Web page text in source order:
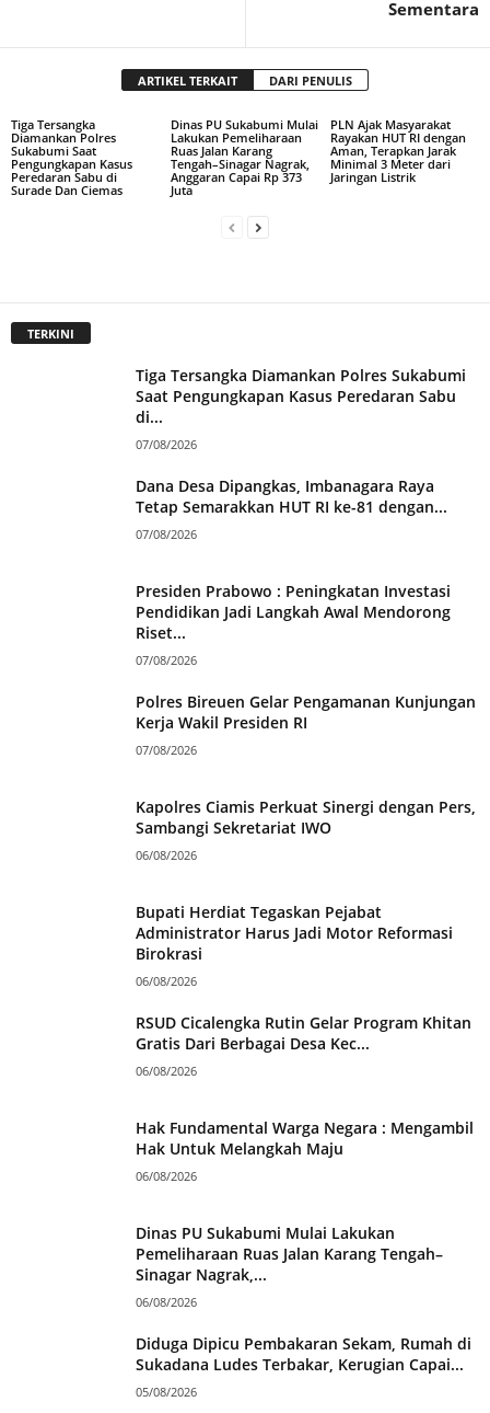
Sementara
ARTIKEL TERKAIT DARI PENULIS
Tiga Tersangka
Diamankan Polres
Sukabumi Saat
Pengungkapan Kasus
Peredaran Sabu di
Surade Dan Ciemas
Dinas PU Sukabumi Mulai
Lakukan Pemeliharaan
Ruas Jalan Karang
Tengah–Sinagar Nagrak,
Anggaran Capai Rp 373
Juta
PLN Ajak Masyarakat
Rayakan HUT RI dengan
Aman, Terapkan Jarak
Minimal 3 Meter dari
Jaringan Listrik
TERKINI
Tiga Tersangka Diamankan Polres Sukabumi
Saat Pengungkapan Kasus Peredaran Sabu
di...
07/08/2026
Dana Desa Dipangkas, Imbanagara Raya
Tetap Semarakkan HUT RI ke-81 dengan...
07/08/2026
Presiden Prabowo : Peningkatan Investasi
Pendidikan Jadi Langkah Awal Mendorong
Riset...
07/08/2026
Polres Bireuen Gelar Pengamanan Kunjungan
Kerja Wakil Presiden RI
07/08/2026
Kapolres Ciamis Perkuat Sinergi dengan Pers,
Sambangi Sekretariat IWO
06/08/2026
Bupati Herdiat Tegaskan Pejabat
Administrator Harus Jadi Motor Reformasi
Birokrasi
06/08/2026
RSUD Cicalengka Rutin Gelar Program Khitan
Gratis Dari Berbagai Desa Kec...
06/08/2026
Hak Fundamental Warga Negara : Mengambil
Hak Untuk Melangkah Maju
06/08/2026
Dinas PU Sukabumi Mulai Lakukan
Pemeliharaan Ruas Jalan Karang Tengah–
Sinagar Nagrak,...
06/08/2026
Diduga Dipicu Pembakaran Sekam, Rumah di
Sukadana Ludes Terbakar, Kerugian Capai...
05/08/2026